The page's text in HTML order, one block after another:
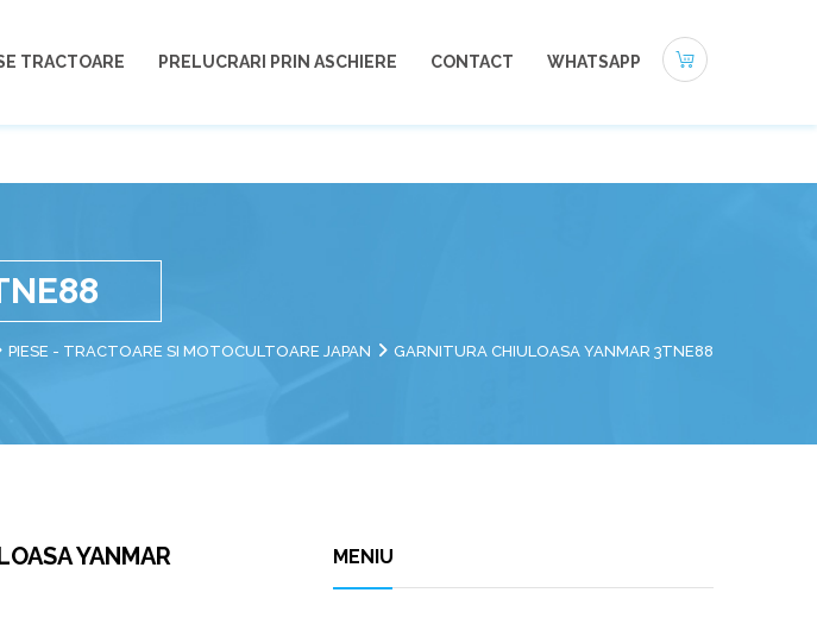
TRACTOARE PRELUCRARI PRIN ASCHIERE CONTACT WHATSAPP
PIESE - TRACTOARE SI MOTOCULTOARE JAPAN GARNITURA CHIULOASA YANMAR 3TNE88
YANMAR
MENIU